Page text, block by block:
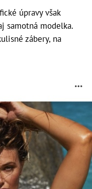
úpravy však
samotná modelka.
zábery, na